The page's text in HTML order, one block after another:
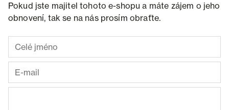
Pokud jste majitel tohoto e-shopu a máte zájem o jeho
obnovení, tak se na nás prosím obraťte.